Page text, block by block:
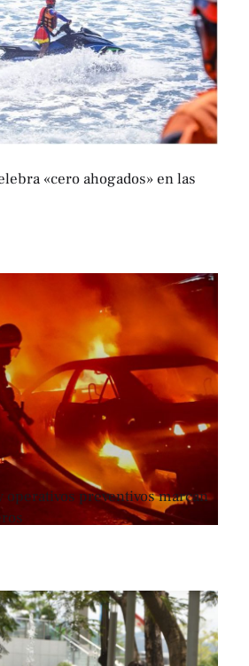
«cero ahogados» en las
operativos preventivos marcan